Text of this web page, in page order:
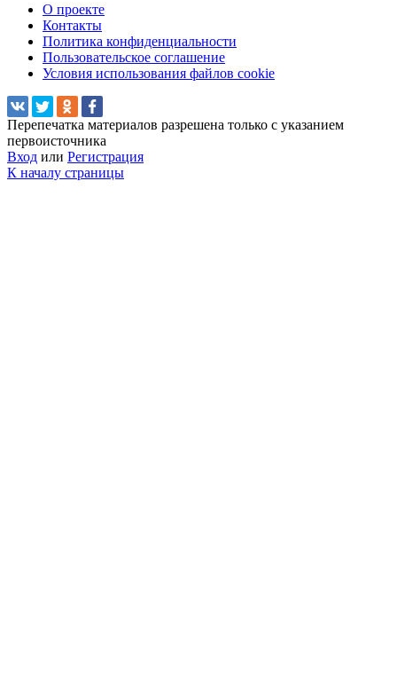
О проекте
Контакты
Политика конфиденциальности
Пользовательское соглашение
Условия использования файлов cookie
Перепечатка материалов разрешена только с указанием
первоисточника
Вход или Регистрация
К началу страницы